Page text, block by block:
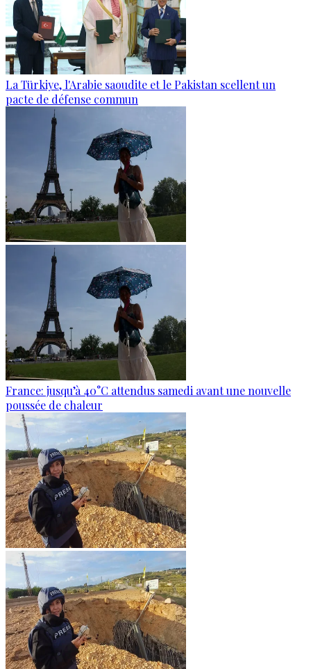
La Türkiye, l'Arabie saoudite et le Pakistan scellent un
pacte de défense commun
France: jusqu’à 40°C attendus samedi avant une nouvelle
poussée de chaleur